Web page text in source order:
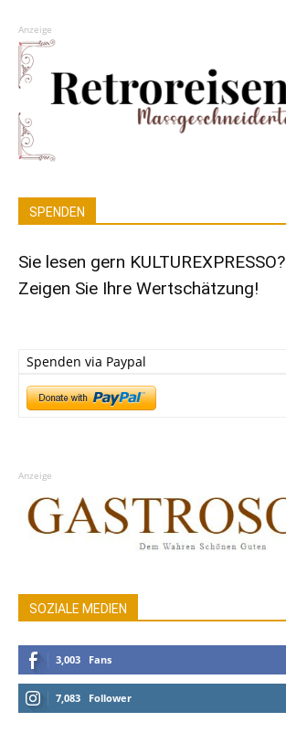
Anzeige
SPENDEN
Sie lesen gern KULTUREXPRESSO?
Zeigen Sie Ihre Wertschätzung!
Spenden via Paypal
Anzeige
SOZIALE MEDIEN
3,003 Fans
7,083 Follower